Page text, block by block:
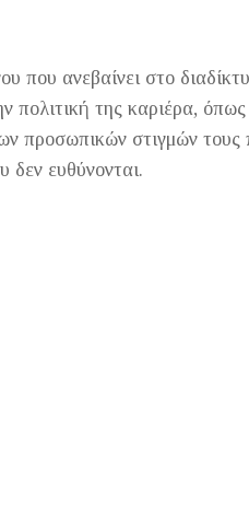
που ανεβαίνει στο
πολιτική της καριέρα,
προσωπικών στιγμών τους
δεν ευθύνονται.